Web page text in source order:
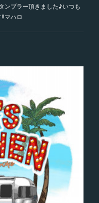
ンブラー頂きました♪いつも
マハロ